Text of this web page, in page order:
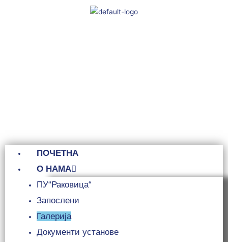
ПОЧЕТНА
О НАМА
ПУ“Раковица“
Запослени
Галерија
Документи установе